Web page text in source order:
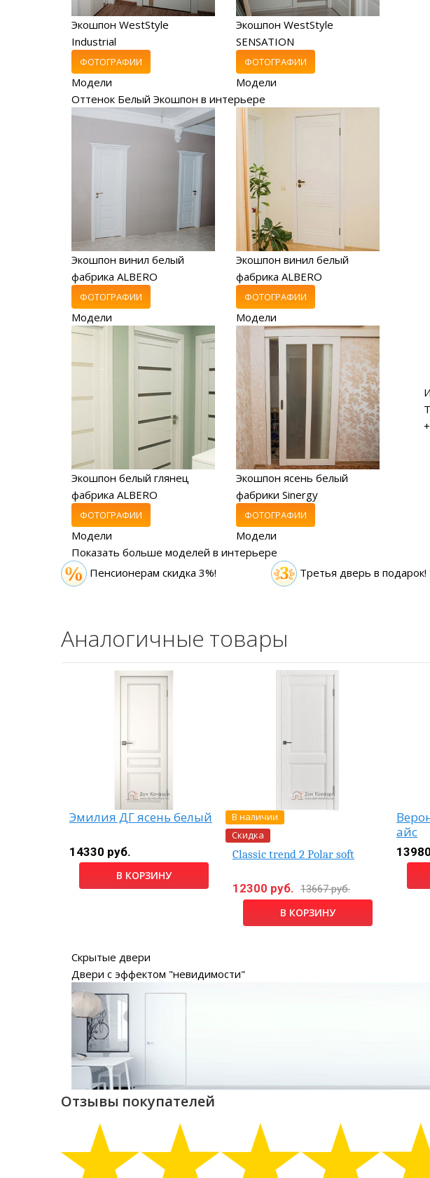
Экошпон WestStyle
Industrial
ФОТОГРАФИИ
Модели
Экошпон WestStyle
SENSATION
ФОТОГРАФИИ
Модели
Оттенок Белый Экошпон в интерьере
Экошпон винил белый
фабрика ALBERO
ФОТОГРАФИИ
Модели
Экошпон винил белый
фабрика ALBERO
ФОТОГРАФИИ
Модели
Экошпон белый глянец
фабрика ALBERO
ФОТОГРАФИИ
Модели
Экошпон ясень белый
фабрики Sinergy
ФОТОГРАФИИ
Модели
Показать больше моделей в интерьере
Пенсионерам скидка 3%! Третья дверь в подарок!
Аналогичные товары
Эмилия ДГ ясень белый
14330 руб.
В КОРЗИНУ
В наличии
Скидка
Classic trend 2 Polar soft
12300 руб. 13667 руб.
В КОРЗИНУ
айс
Скрытые двери
Двери с эффектом "невидимости"
Отзывы покупателей